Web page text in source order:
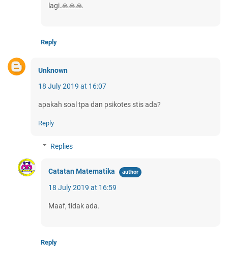
lagi.🙏🙏🙏
Reply
Unknown
18 July 2019 at 16:07
apakah soal tpa dan psikotes stis ada?
Reply
Replies
Catatan Matematika
18 July 2019 at 16:59
Maaf, tidak ada.
Reply